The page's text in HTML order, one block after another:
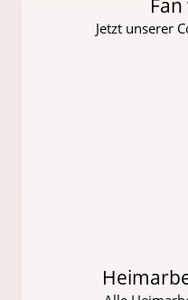
Jetzt unserer